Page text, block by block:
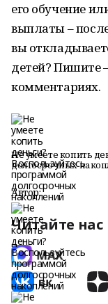
его обучение
выплаты –
вы
детей? Пишите
комментариях.
Не умеете копить
долгосрочных
Автор:
Читайте нас